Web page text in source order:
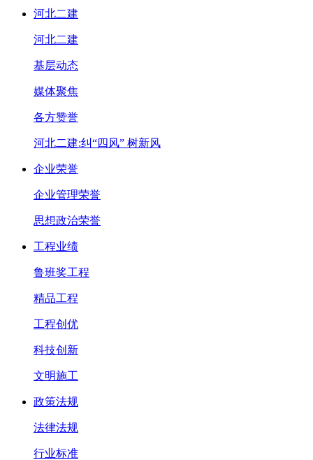
河北二建
河北二建
基层动态
媒体聚焦
各方赞誉
河北二建:纠“四风” 树新风
企业荣誉
企业管理荣誉
思想政治荣誉
工程业绩
鲁班奖工程
精品工程
工程创优
科技创新
文明施工
政策法规
法律法规
行业标准